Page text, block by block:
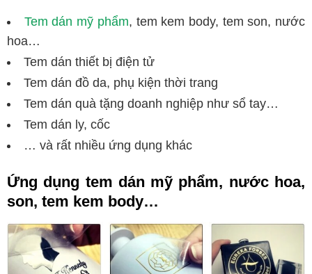
Tem dán mỹ phẩm, tem kem body, tem son, nước
hoa…
Tem dán thiết bị điện tử
Tem dán đồ da, phụ kiện thời trang
Tem dán quà tặng doanh nghiệp như sổ tay…
Tem dán ly, cốc
… và rất nhiều ứng dụng khác
Ứng dụng tem dán mỹ phẩm, nước hoa,
son, tem kem body…